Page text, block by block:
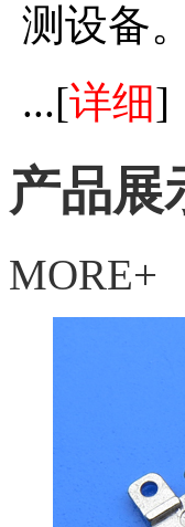
测设备。
...[详细]
产品展
MORE+